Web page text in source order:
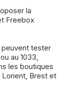
la
Freebox
peuvent tester
au 1033,
les boutiques
Lorient, Brest et